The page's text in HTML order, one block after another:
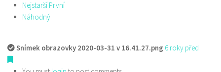
Nejstarší První
Náhodný
Snímek obrazovky 2020-03-31 v 16.41.27.png 6 roky před